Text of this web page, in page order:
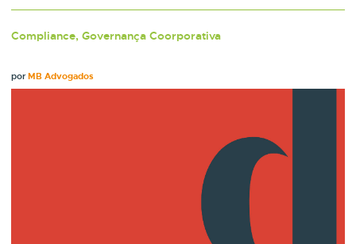
Compliance, Governança Coorporativa
porMB Advogados